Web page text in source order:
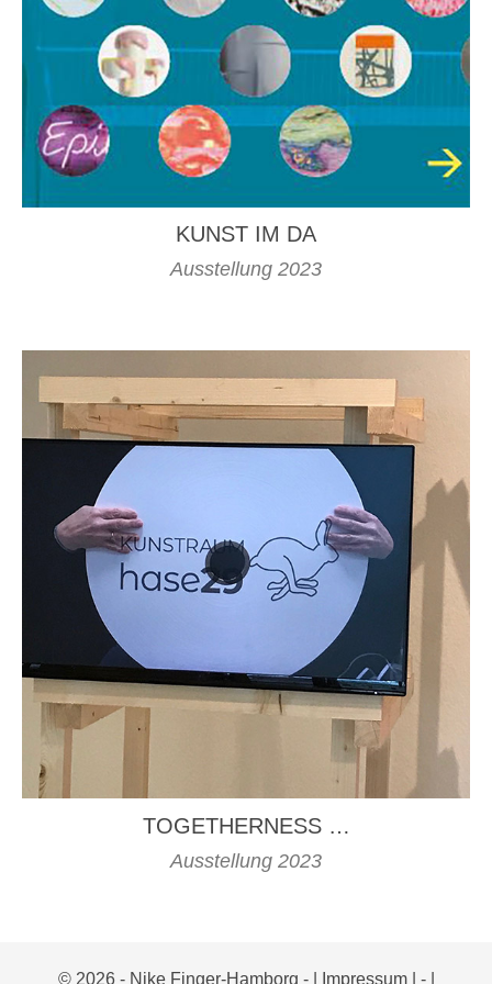
KUNST IM DA
Ausstellung 2023
TOGETHERNESS …
Ausstellung 2023
© 2026 - Nike Finger-Hamborg - | Impressum | -